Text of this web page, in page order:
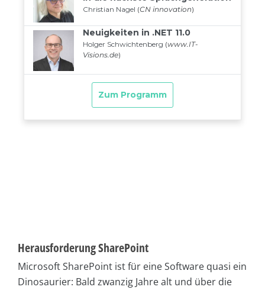
Herausforderung SharePoint
Microsoft SharePoint ist für eine Software quasi ein
Dinosaurier: Bald zwanzig Jahre alt und über die